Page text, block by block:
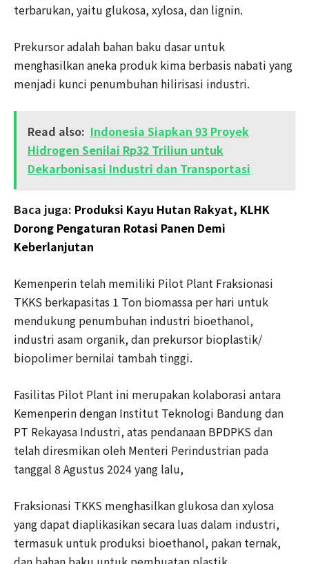
terbarukan, yaitu glukosa, xylosa, dan lignin.
Prekursor adalah bahan baku dasar untuk
menghasilkan aneka produk kima berbasis nabati yang
menjadi kunci penumbuhan hilirisasi industri.
Read also: Indonesia Siapkan 93 Proyek
Hidrogen Senilai Rp32 Triliun untuk
Dekarbonisasi Industri dan Transportasi
Baca juga: Produksi Kayu Hutan Rakyat, KLHK
Dorong Pengaturan Rotasi Panen Demi
Keberlanjutan
Kemenperin telah memiliki Pilot Plant Fraksionasi
TKKS berkapasitas 1 Ton biomassa per hari untuk
mendukung penumbuhan industri bioethanol,
industri asam organik, dan prekursor bioplastik/
biopolimer bernilai tambah tinggi.
Fasilitas Pilot Plant ini merupakan kolaborasi antara
Kemenperin dengan Institut Teknologi Bandung dan
PT Rekayasa Industri, atas pendanaan BPDPKS dan
telah diresmikan oleh Menteri Perindustrian pada
tanggal 8 Agustus 2024 yang lalu,
Fraksionasi TKKS menghasilkan glukosa dan xylosa
yang dapat diaplikasikan secara luas dalam industri,
termasuk untuk produksi bioethanol, pakan ternak,